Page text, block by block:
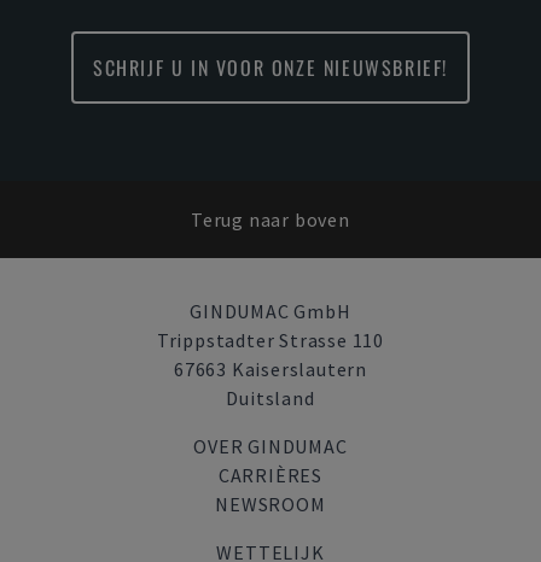
SCHRIJF U IN VOOR ONZE NIEUWSBRIEF!
Terug naar boven
GINDUMAC GmbH
Trippstadter Strasse 110
67663 Kaiserslautern
Duitsland
OVER GINDUMAC
CARRIÈRES
NEWSROOM
WETTELIJK